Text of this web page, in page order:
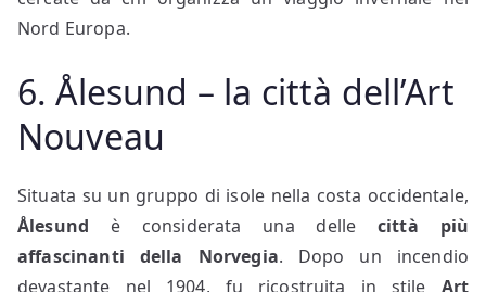
Nord Europa.
6. Ålesund – la città dell’Art
Nouveau
Situata su un gruppo di isole nella costa occidentale,
Ålesund è considerata una delle città più
affascinanti della Norvegia. Dopo un incendio
devastante nel 1904, fu ricostruita in stile Art